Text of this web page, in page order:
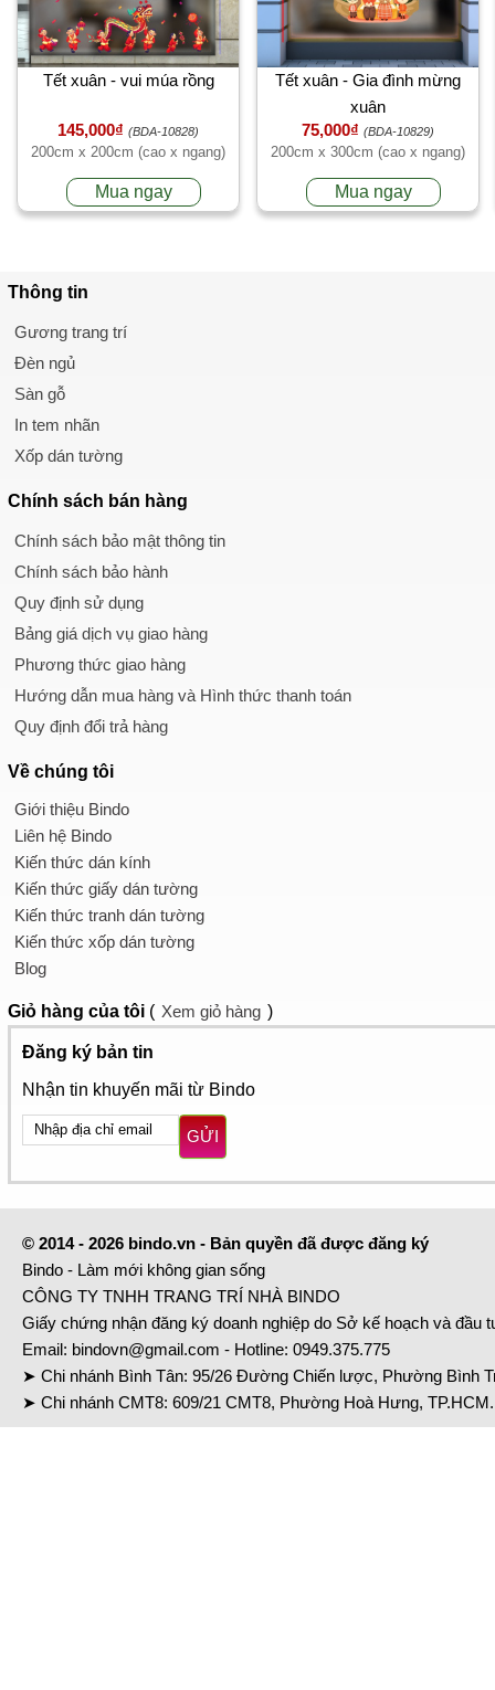
Tết xuân - vui múa rồng
145,000₫ (BDA-10828)
200cm x 200cm (cao x ngang)
Mua ngay
Tết xuân - Gia đình mừng
xuân
75,000₫ (BDA-10829)
200cm x 300cm (cao x ngang)
Mua ngay
Thông tin
Gương trang trí
Đèn ngủ
Sàn gỗ
In tem nhãn
Xốp dán tường
Chính sách bán hàng
Chính sách bảo mật thông tin
Chính sách bảo hành
Quy định sử dụng
Bảng giá dịch vụ giao hàng
Phương thức giao hàng
Hướng dẫn mua hàng và Hình thức thanh toán
Quy định đổi trả hàng
Về chúng tôi
Giới thiệu Bindo
Liên hệ Bindo
Kiến thức dán kính
Kiến thức giấy dán tường
Kiến thức tranh dán tường
Kiến thức xốp dán tường
Blog
Giỏ hàng của tôi ( Xem giỏ hàng )
Đăng ký bản tin
Nhận tin khuyến mãi từ Bindo
GỬI
© 2014 - 2026 bindo.vn - Bản quyền đã được đăng ký
Bindo - Làm mới không gian sống
CÔNG TY TNHH TRANG TRÍ NHÀ BINDO
Giấy chứng nhận đăng ký doanh nghiệp do Sở kế hoạch và đầu
Email: bindovn@gmail.com - Hotline: 0949.375.775
➤ Chi nhánh Bình Tân: 95/26 Đường Chiến lược, Phường Bình
➤ Chi nhánh CMT8: 609/21 CMT8, Phường Hoà Hưng,